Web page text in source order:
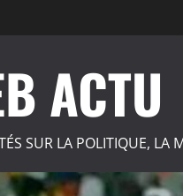
ACTU
SUR LA POLITIQUE, LA